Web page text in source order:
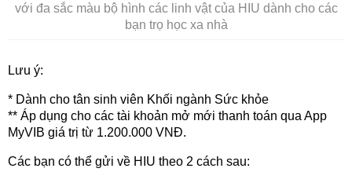
với đa sắc màu bộ hình các linh vật của HIU dành cho các
bạn trọ học xa nhà
Lưu ý:
* Dành cho tân sinh viên Khối ngành Sức khỏe
** Áp dụng cho các tài khoản mở mới thanh toán qua App
MyVIB giá trị từ 1.200.000 VNĐ.
Các bạn có thể gửi về HIU theo 2 cách sau: